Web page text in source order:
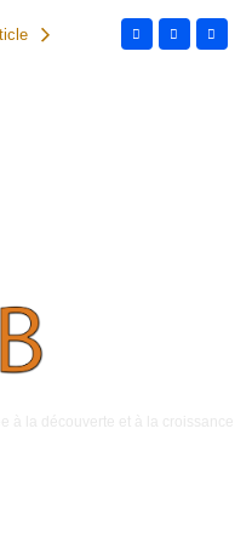
à la découverte et à la croissance